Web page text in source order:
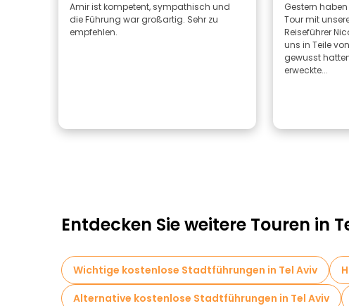
Amir ist kompetent, sympathisch und
die Führung war großartig. Sehr zu
empfehlen.
Gestern
Tour mit
Reiseführer
uns in Teile
gewusst
erweckte...
Entdecken Sie weitere Touren in
Wichtige kostenlose Stadtführungen in Tel Aviv
Alternative kostenlose Stadtführungen in Tel Aviv